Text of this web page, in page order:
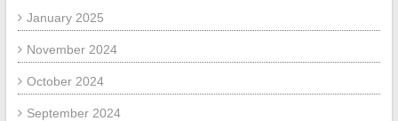
January 2025
November 2024
October 2024
September 2024